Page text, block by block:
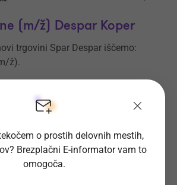
(m/ž) Despar Koper
trgovini Spar Despar iščemo:
ž).
8. 2026
Vsa delovna mesta
o prostih delovnih mestih,
Brezplačni E-informator vam to
omogoča.